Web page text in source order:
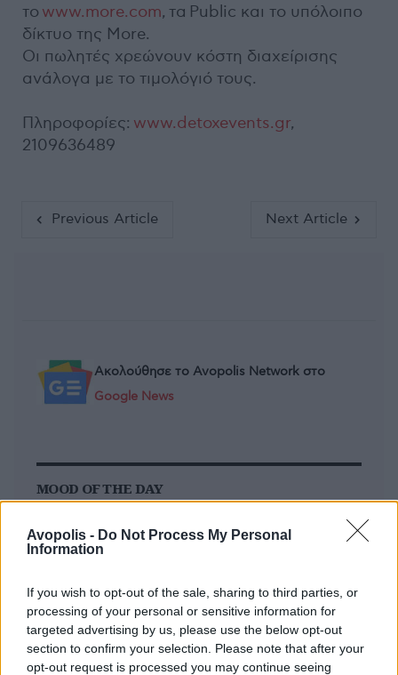
Avopolis - Do Not Process My Personal
Information
If you wish to opt-out of the sale, sharing to third parties, or
processing of your personal or sensitive information for
targeted advertising by us, please use the below opt-out
section to confirm your selection. Please note that after your
opt-out request is processed you may continue seeing
το www.more.com, τα Public και το υπόλοιπο
δίκτυο της More.
Οι πωλητές χρεώνουν κόστη διαχείρισης
ανάλογα με το τιμολόγιό τους.
Πληροφορίες: www.detoxevents.gr,
2109636489
Previous Article Next Article
Ακολούθησε το Avopolis Network στο
Google News
MOOD OF THE DAY
Ποτέ δεν είναι αργά,
κυριολεκτικά. Ο Άντονι Χόπκινς
και κυκλοφορεί το 1ο του
άλμπουμ με ορχηστρικές συνθέσεις και τίτλο:
Life Is A Dream. Φυσικά και είναι Άντονι...
Μάκης Μηλάτος